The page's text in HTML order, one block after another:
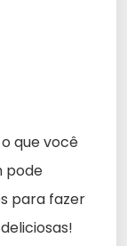
que você
pode
para fazer